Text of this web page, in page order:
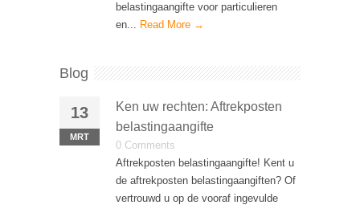
belastingaangifte voor particulieren
en... Read More →
Blog
13
MRT
Ken uw rechten: Aftrekposten
belastingaangifte
0 Comments
Aftrekposten belastingaangifte! Kent u
de aftrekposten belastingaangiften? Of
vertrouwd u op de vooraf ingevulde